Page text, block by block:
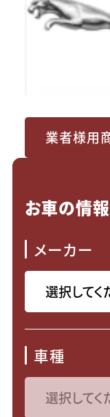
業者様用
お車の情
メーカー
車種